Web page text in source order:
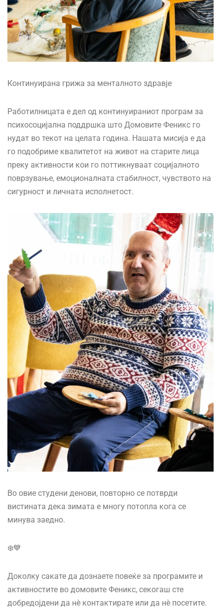
Континуирана грижа за менталното здравје
Работилницата е дел од континуираниот програм за
психосоцијална поддршка што Домовите Феникс го
нудат во текот на целата година. Нашата мисија е да
го подобриме квалитетот на живот на старите лица
преку активности кои го поттикнуваат социјалното
поврзување, емоционалната стабилност, чувството на
сигурност и личната исполнетост.
Во овие студени денови, повторно се потврди
вистината дека зимата е многу потопла кога се
минува заедно.
❄️💙
Доколку сакате да дознаете повеќе за програмите и
активностите во домовите Феникс, секогаш сте
добредојдени да нè контактирате или да нè посетите.